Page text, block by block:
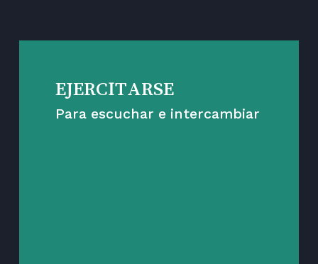
EJERCITARSE
Para escuchar e intercambiar